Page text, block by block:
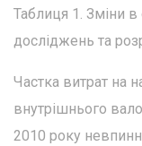
Таблиця 1. Зміни в
досліджень та
Частка витрат на
внутрішнього
2010 року